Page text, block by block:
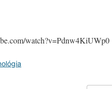
watch?v=Pdnw4KiUWp0